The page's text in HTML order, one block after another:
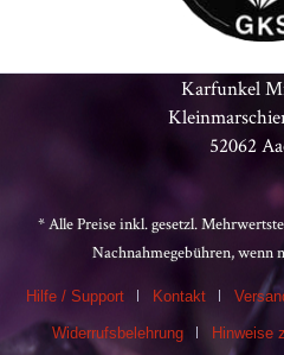
Karfunkel
52062
* Alle Preise inkl. gesetzl.
Nachnahmegebühren, wenn
Hilfe / Support Kontakt
Widerrufsbelehrung Hinweise